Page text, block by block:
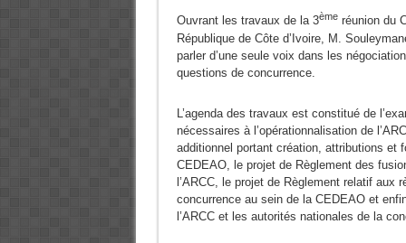
Ouvrant les travaux de la 3èmeréunion du
République de Côte d’Ivoire, M.
parler d’une seule voix dans les
questions de concurrence.
L’agenda des travaux est constitué de
nécessaires à l’opérationnalisation de
additionnel portant création, attributions et
CEDEAO, le projet de Règlement des
l’ARCC, le projet de Règlement relatif aux
concurrence au sein de la CEDEAO et
l’ARCC et les autorités nationales de la